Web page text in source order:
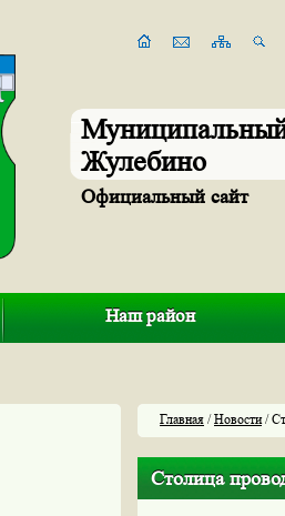
Жулебино
Официальный сайт
Наш район
Главная /Новости/
Столица